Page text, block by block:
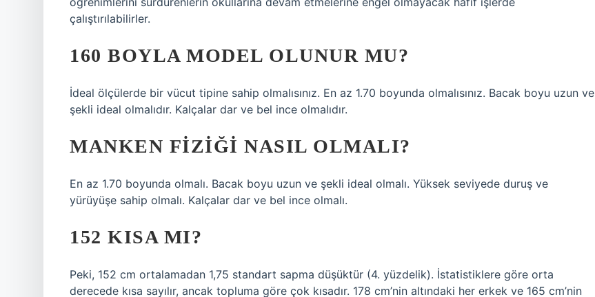
çalıştırılabilirler.
160 BOYLA MODEL OLUNUR MU?
İdeal ölçülerde bir vücut tipine sahip olmalısınız. En az 1.70 boyunda olmalısınız. Bacak boyu uzun ve
şekli ideal olmalıdır. Kalçalar dar ve bel ince olmalıdır.
MANKEN FIZIĞI NASIL OLMALI?
En az 1.70 boyunda olmalı. Bacak boyu uzun ve şekli ideal olmalı. Yüksek seviyede duruş ve
yürüyüşe sahip olmalı. Kalçalar dar ve bel ince olmalı.
152 KISA MI?
Peki, 152 cm ortalamadan 1,75 standart sapma düşüktür (4. yüzdelik). İstatistiklere göre orta
derecede kısa sayılır, ancak topluma göre çok kısadır. 178 cm’nin altındaki her erkek ve 165 cm’nin